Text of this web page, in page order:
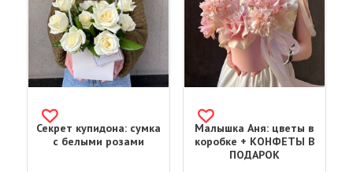
Секрет купидона: сумка
с белыми розами
Малышка Аня: цветы в
коробке + КОНФЕТЫ В
ПОДАРОК